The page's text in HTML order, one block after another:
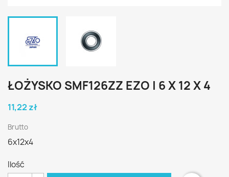
ŁOŻYSKO SMF126ZZ EZO | 6 X 12 X 4
11,22 zł
Brutto
6x12x4
Ilość